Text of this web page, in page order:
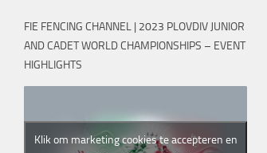
FIE FENCING CHANNEL | 2023 PLOVDIV JUNIOR
AND CADET WORLD CHAMPIONSHIPS – EVENT
HIGHLIGHTS
Klik om marketing cookies te accepteren en